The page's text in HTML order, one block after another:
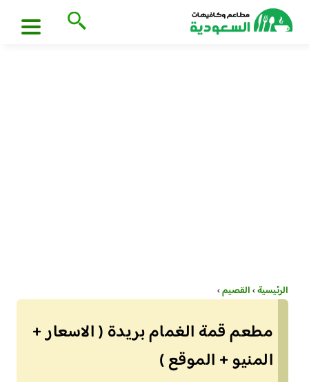
الرئيسية›القصيم›
مطعم قمة الغمام بريدة ( الاسعار +
المنيو + الموقع )